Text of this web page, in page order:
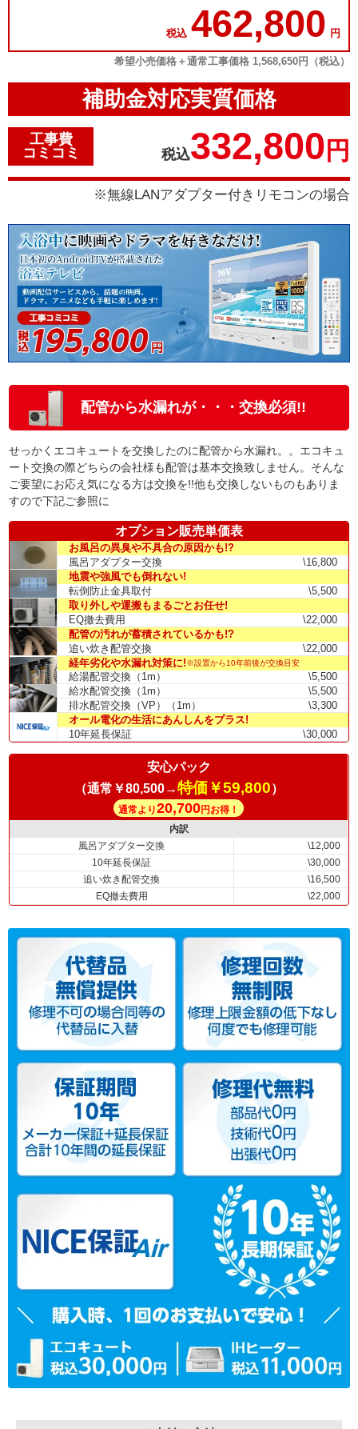
税込 462,800 円
希望小売価格＋通常工事価格 1,568,650円（税込）
補助金対応実質価格
工事費
コミコミ
税込332,800 円
※無線LANアダプター付きリモコンの場合
配管から水漏れが・・・交換必須!!
せっかくエコキュートを交換したのに配管から水漏れ。。エコキュ
ート交換の際どちらの会社様も配管は基本交換致しません。そんな
ご要望にお応え気になる方は交換を!!他も交換しないものもありま
すので下記ご参照に
オプション販売単価表
お風呂の異臭や不具合の原因かも!?
風呂アダプター交換
\16,800
地震や強風でも倒れない!
転倒防止金具取付
\5,500
取り外しや運搬もまるごとお任せ!
EQ撤去費用
\22,000
配管の汚れが蓄積されているかも!?
追い炊き配管交換
\22,000
経年劣化や水漏れ対策に!※設置から10年前後が交換目安
給湯配管交換（1m）
\5,500
給水配管交換（1m）
\5,500
排水配管交換（VP）（1m）
\3,300
オール電化の生活にあんしんをプラス!
10年延長保証
\30,000
安心パック
（通常￥80,500→特価￥59,800）
通常より20,700円お得！
内訳
風呂アダプター交換
\12,000
10年延長保証
\30,000
追い炊き配管交換
\16,500
EQ撤去費用
\22,000